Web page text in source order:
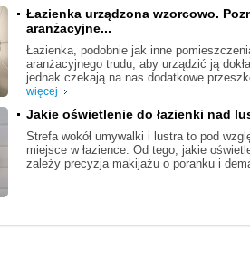
Łazienka urządzona wzorcowo.
aranżacyjne...
Łazienka, podobnie jak inne
aranżacyjnego trudu, aby urządzić ją
jednak czekają na nas dodatkowe
więcej
Jakie oświetlenie do łazienki nad
Strefa wokół umywalki i lustra to pod
miejsce w łazience. Od tego, jakie
zależy precyzja makijażu o poranku i